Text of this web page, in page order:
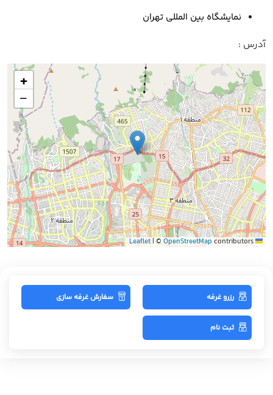
نمایشگاه بین المللی تهران
آدرس :
+
−
| ©OpenStreetMapcontributors
رزرو غرفه سفارش غرفه سازی
ثبت نام